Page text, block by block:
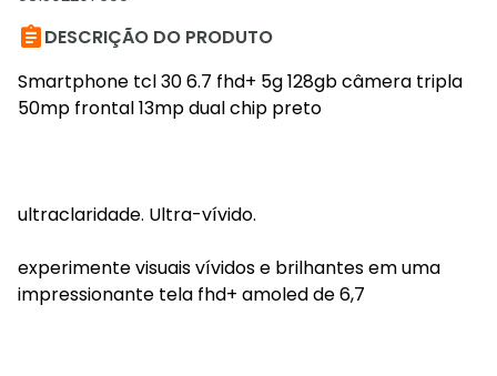
DESCRIÇÃO DO PRODUTO
Smartphone tcl 30 6.7 fhd+ 5g 128gb câmera tripla
50mp frontal 13mp dual chip preto
ultraclaridade. Ultra-vívido.
experimente visuais vívidos e brilhantes em uma
impressionante tela fhd+ amoled de 6,7